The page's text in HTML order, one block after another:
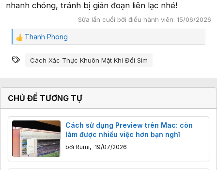
nhanh chóng, tránh bị gián đoạn liên lạc nhé!
Sửa lần cuối bởi điều hành viên: 15/06/2026
C
m
c
:
Thanh Phong
Từ khóa
Cách Xác Thực Khuôn Mặt Khi Đổi Sim
CHỦ ĐỀ TƯƠNG TỰ
Cách sử dụng Preview trên Mac: còn
làm được nhiều việc hơn bạn nghĩ
bởi Rumi, 19/07/2026